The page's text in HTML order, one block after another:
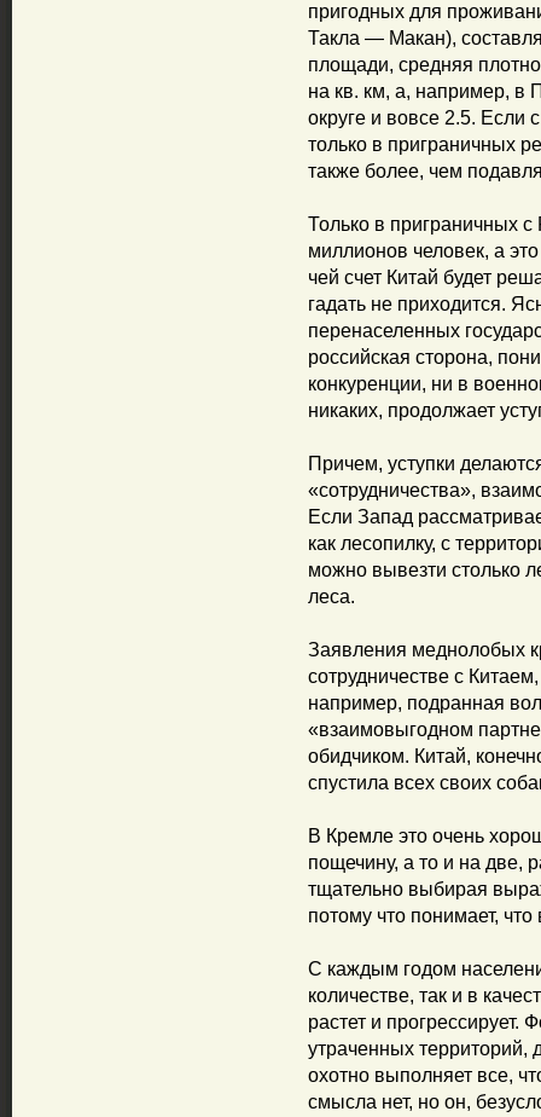
пригодных для
Такла — Макан),
площади, средняя
на кв. км, а, например, в
округе и вовсе 2.5. Если
только в приграничных
также более, чем
Только в приграничных с
миллионов человек, а
чей счет Китай будет
гадать не приходится.
перенаселенных
российская сторона,
конкуренции, ни в
никаких, продолжает
Причем, уступки
«сотрудничества»,
Если Запад
как лесопилку, с
можно вывезти столько
леса.
Заявления меднолобых
сотрудничестве с
например, подранная
«взаимовыгодном
обидчиком. Китай,
спустила всех своих
В Кремле это очень
пощечину, а то и на две,
тщательно выбирая
потому что понимает,
С каждым годом
количестве, так и в
растет и прогрессирует.
утраченных территорий,
охотно выполняет все,
смысла нет, но он,